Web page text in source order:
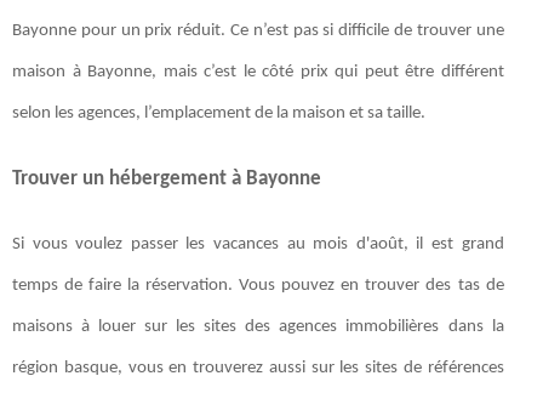
Bayonne pour un prix réduit. Ce n’est pas si difficile de trouver une
maison à Bayonne, mais c’est le côté prix qui peut être différent
selon les agences, l’emplacement de la maison et sa taille.
Trouver un hébergement à Bayonne
Si vous voulez passer les vacances au mois d'août, il est grand
temps de faire la réservation. Vous pouvez en trouver des tas de
maisons à louer sur les sites des agences immobilières dans la
région basque, vous en trouverez aussi sur les sites de références